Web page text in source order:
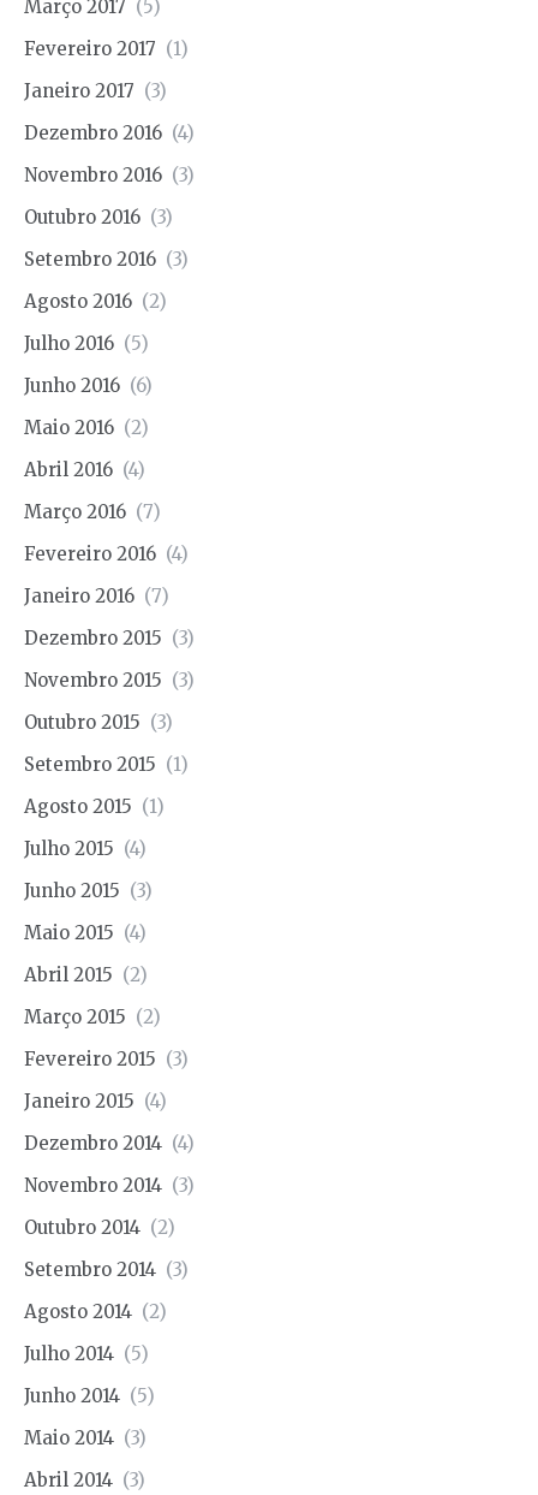
Março 2017 (5)
Fevereiro 2017 (1)
Janeiro 2017 (3)
Dezembro 2016 (4)
Novembro 2016 (3)
Outubro 2016 (3)
Setembro 2016 (3)
Agosto 2016 (2)
Julho 2016 (5)
Junho 2016 (6)
Maio 2016 (2)
Abril 2016 (4)
Março 2016 (7)
Fevereiro 2016 (4)
Janeiro 2016 (7)
Dezembro 2015 (3)
Novembro 2015 (3)
Outubro 2015 (3)
Setembro 2015 (1)
Agosto 2015 (1)
Julho 2015 (4)
Junho 2015 (3)
Maio 2015 (4)
Abril 2015 (2)
Março 2015 (2)
Fevereiro 2015 (3)
Janeiro 2015 (4)
Dezembro 2014 (4)
Novembro 2014 (3)
Outubro 2014 (2)
Setembro 2014 (3)
Agosto 2014 (2)
Julho 2014 (5)
Junho 2014 (5)
Maio 2014 (3)
Abril 2014 (3)